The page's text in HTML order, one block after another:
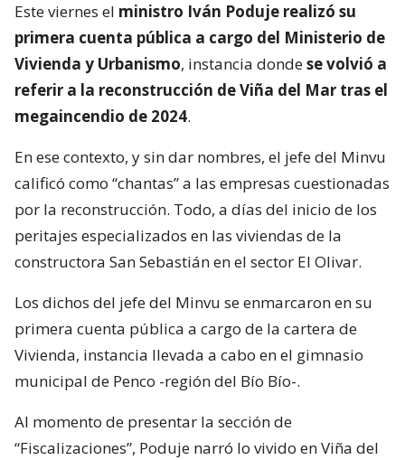
Este viernes el ministro Iván Poduje realizó su
primera cuenta pública a cargo del Ministerio de
Vivienda y Urbanismo, instancia dondese volvió a
referir a la reconstrucción de Viña del Mar tras el
megaincendio de 2024.
En ese contexto, y sin dar nombres, el jefe del Minvu
calificó como “chantas” a las empresas cuestionadas
por la reconstrucción. Todo, a días del inicio de los
peritajes especializados en las viviendas de la
constructora San Sebastián en el sector El Olivar.
Los dichos del jefe del Minvu se enmarcaron en su
primera cuenta pública a cargo de la cartera de
Vivienda, instancia llevada a cabo en el gimnasio
municipal de Penco -región del Bío Bío-.
Al momento de presentar la sección de
“Fiscalizaciones”, Poduje narró lo vivido en Viña del